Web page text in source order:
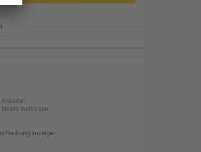
Anbieter:
Meiers Weltreisen
anzeigen